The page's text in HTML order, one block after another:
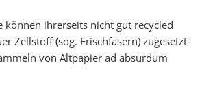
können ihrerseits nicht gut recycled
Zellstoff (sog. Frischfasern) zugesetzt
von Altpapier ad absurdum